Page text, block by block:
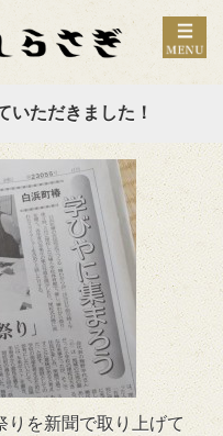
いただきました！
りを新聞で取り上げて